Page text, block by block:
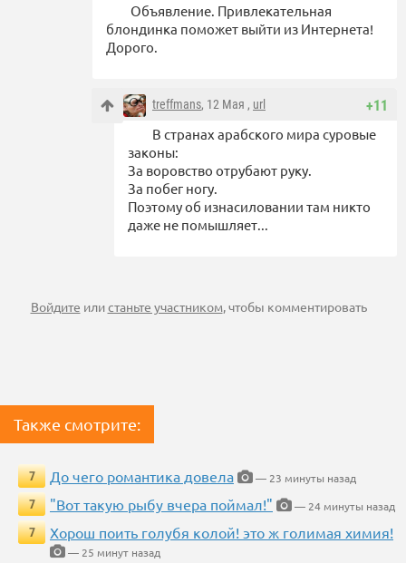
Объявление. Привлекательная
блондинка поможет выйти из Интернета!
Дорого.
+11
treffmans, 12 Мая , url
В странах арабского мира суровые
законы:
За воровство отрубают руку.
За побег ногу.
Поэтому об изнасиловании там никто
даже не помышляет...
Войдите илистаньте участником, чтобы комментировать
Также смотрите:
7 До чего романтика довела
— 23 минуты назад
7
"Вот такую рыбу вчера поймал!"
— 24 минуты назад
7
Хорош поить голубя колой! это ж голимая химия!
— 25 минут назад